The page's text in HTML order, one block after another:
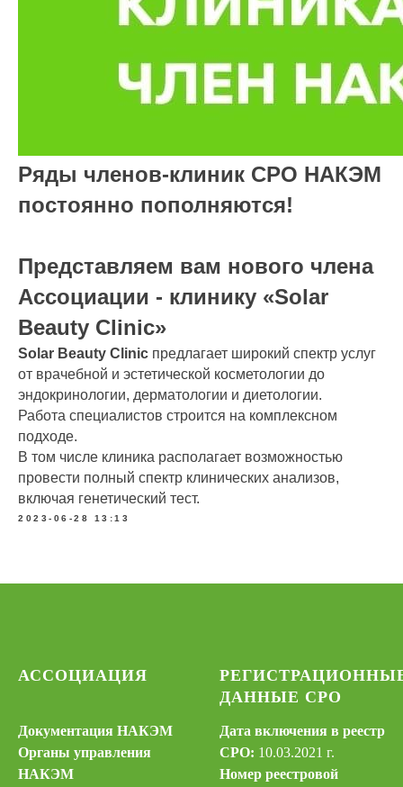
Ряды членов-клиник СРО НАКЭМ
постоянно пополняются!
Представляем вам нового члена
Ассоциации - клинику «Solar
Beauty Clinic»
Solar Beauty Clinic предлагает широкий спектр услуг
от врачебной и эстетической косметологии до
эндокринологии, дерматологии и диетологии.
Работа специалистов строится на комплексном
подходе.
В том числе клиника располагает возможностью
провести полный спектр клинических анализов,
включая генетический тест.
2023-06-28 13:13
АССОЦИАЦИЯ
Документация НАКЭМ
Органы управления
НАКЭМ
ДАННЫЕ СРО
Дата включения в реестр
СРО: 10.03.2021 г.
Номер реестровой